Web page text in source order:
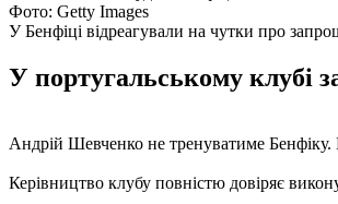
Фото: Getty Images
У Бенфіці відреагували на чутки про
У португальському клубі
Андрій Шевченко не тренуватиме Бенфіку.
Керівництво клубу повністю довіряє